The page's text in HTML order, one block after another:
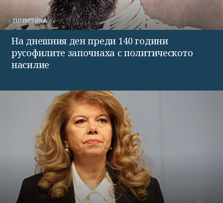
ПОЛИТИКА
На днешния ден преди 140 години
русофилите започнаха с политическото
насилие